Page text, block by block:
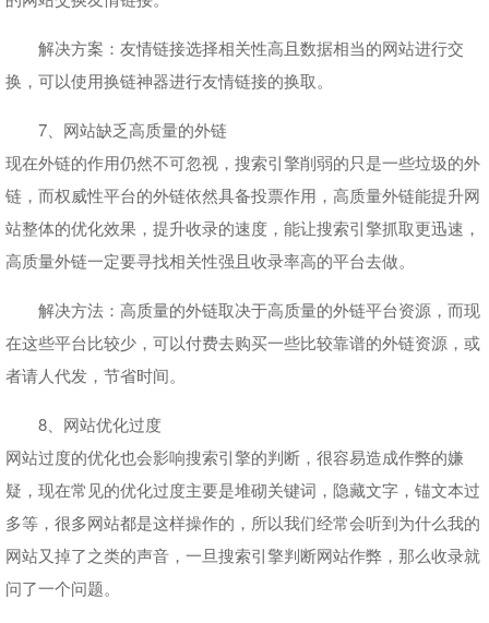
解决方案：友情链接选择相关性高且数据相当的网站进行交
换，可以使用换链神器进行友情链接的换取。
7、网站缺乏高质量的外链
现在外链的作用仍然不可忽视，搜索引擎削弱的只是一些垃圾的外
链，而权威性平台的外链依然具备投票作用，高质量外链能提升网
站整体的优化效果，提升收录的速度，能让搜索引擎抓取更迅速，
高质量外链一定要寻找相关性强且收录率高的平台去做。
解决方法：高质量的外链取决于高质量的外链平台资源，而现
在这些平台比较少，可以付费去购买一些比较靠谱的外链资源，或
者请人代发，节省时间。
8、网站优化过度
网站过度的优化也会影响搜索引擎的判断，很容易造成作弊的嫌
疑，现在常见的优化过度主要是堆砌关键词，隐藏文字，锚文本过
多等，很多网站都是这样操作的，所以我们经常会听到为什么我的
网站又掉了之类的声音，一旦搜索引擎判断网站作弊，那么收录就
问了一个问题。